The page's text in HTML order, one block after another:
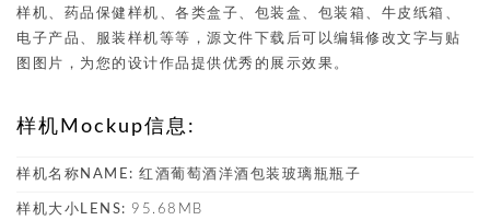
样机、药品保健样机、各类盒子、包装盒、包装箱、牛皮纸箱、
电子产品、服装样机等等，源文件下载后可以编辑修改文字与贴
图图片，为您的设计作品提供优秀的展示效果。
样机Mockup信息:
样机名称NAME: 红酒葡萄酒洋酒包装玻璃瓶瓶子
样机大小LENS: 95.68MB